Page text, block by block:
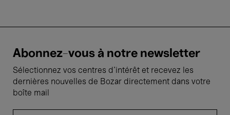
Abonnez-vous à notre newsletter
Sélectionnez vos centres d'intérêt et recevez les
dernières nouvelles de Bozar directement dans votre
boîte mail